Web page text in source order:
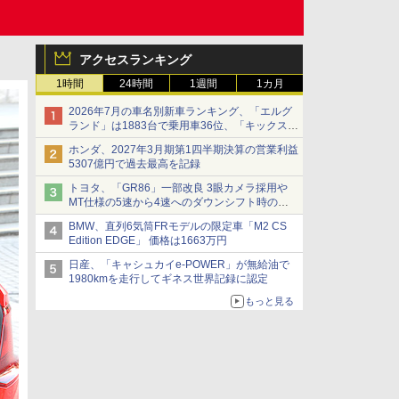
アクセスランキング
1時間 24時間 1週間 1カ月
2026年7月の車名別新車ランキング、「エルグ
ランド」は1883台で乗用車36位、「キックス」
は2591台で27位に
ホンダ、2027年3月期第1四半期決算の営業利益
5307億円で過去最高を記録
トヨタ、「GR86」一部改良 3眼カメラ採用や
MT仕様の5速から4速へのダウンシフト時の操
作性向上など
BMW、直列6気筒FRモデルの限定車「M2 CS
Edition EDGE」 価格は1663万円
日産、「キャシュカイe-POWER」が無給油で
1980kmを走行してギネス世界記録に認定
もっと見る